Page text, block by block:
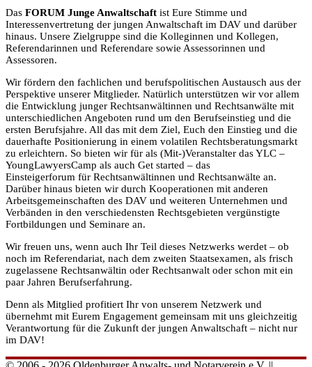
Das FORUM Junge Anwaltschaft ist Eure Stimme und
Interessenvertretung der jungen Anwaltschaft im DAV und darüber
hinaus. Unsere Zielgruppe sind die Kolleginnen und Kollegen,
Referendarinnen und Referendare sowie Assessorinnen und
Assessoren.
Wir fördern den fachlichen und berufspolitischen Austausch aus der
Perspektive unserer Mitglieder. Natürlich unterstützen wir vor allem
die Entwicklung junger Rechtsanwältinnen und Rechtsanwälte mit
unterschiedlichen Angeboten rund um den Berufseinstieg und die
ersten Berufsjahre. All das mit dem Ziel, Euch den Einstieg und die
dauerhafte Positionierung in einem volatilen Rechtsberatungsmarkt
zu erleichtern. So bieten wir für als (Mit-)Veranstalter das YLC –
YoungLawyersCamp als auch Get started – das
Einsteigerforum für Rechtsanwältinnen und Rechtsanwälte an.
Darüber hinaus bieten wir durch Kooperationen mit anderen
Arbeitsgemeinschaften des DAV und weiteren Unternehmen und
Verbänden in den verschiedensten Rechtsgebieten vergünstigte
Fortbildungen und Seminare an.
Wir freuen uns, wenn auch Ihr Teil dieses Netzwerks werdet – ob
noch im Referendariat, nach dem zweiten Staatsexamen, als frisch
zugelassene Rechtsanwältin oder Rechtsanwalt oder schon mit ein
paar Jahren Berufserfahrung.
Denn als Mitglied profitiert Ihr von unserem Netzwerk und
übernehmt mit Eurem Engagement gemeinsam mit uns gleichzeitig
Verantwortung für die Zukunft der jungen Anwaltschaft – nicht nur
im DAV!